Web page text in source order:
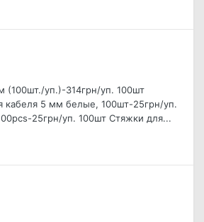
(100шт./уп.)-314грн/уп. 100шт
5 мм белые, 100шт-25грн/уп .
25грн/уп. 100шт Стяжки для...